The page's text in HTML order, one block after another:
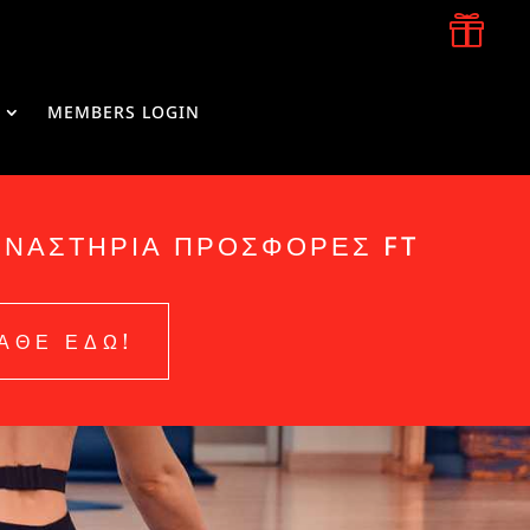

MEMBERS LOGIN
ΠΡΟΣΦΟΡΕΣ FT
ΕΔΩ!